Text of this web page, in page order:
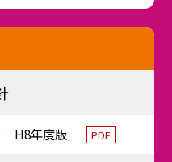
H8年度版 PDF